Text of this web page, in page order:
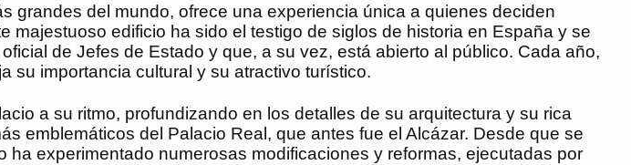
grandes del mundo, ofrece una experiencia única a quienes deciden
edificio ha sido el testigo de siglos de historia en España y se
de Jefes de Estado y que, a su vez, está abierto al público. Cada año,
su importancia cultural y su atractivo turístico.
a su ritmo, profundizando en los detalles de su arquitectura y su rica
emblemáticos del Palacio Real, que antes fue el Alcázar. Desde que se
experimentado numerosas modificaciones y reformas, ejecutadas por